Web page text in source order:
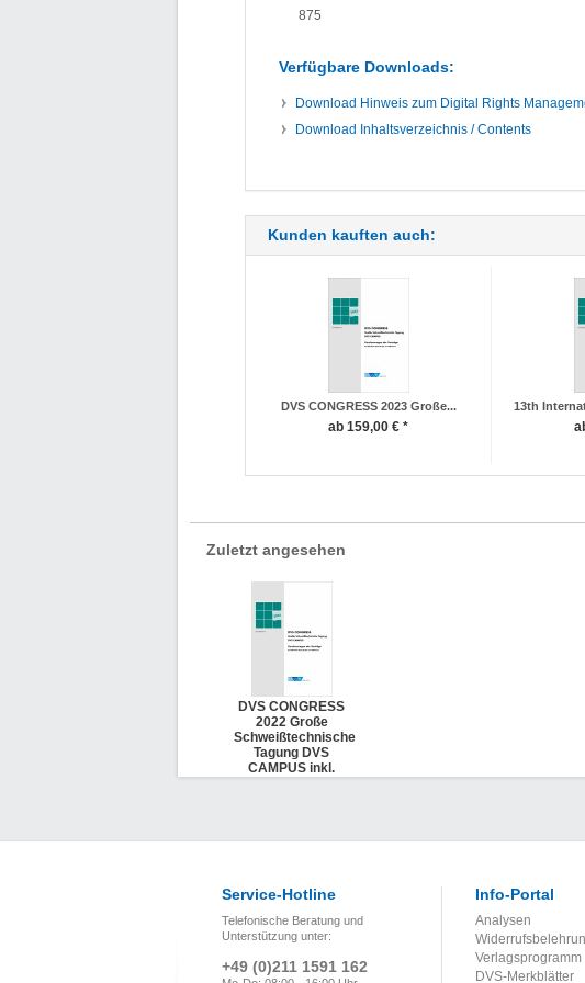
875
Verfügbare Downloads:
Download Hinweis zum Digital Rights
Download Inhaltsverzeichnis / Contents
Kunden kauften auch:
DVS CONGRESS 2023 Große...
ab 159,00 € *
13th
Zuletzt angesehen
DVS CONGRESS
2022 Große
Schweißtechnische
Tagung DVS
CAMPUS inkl.
Service-Hotline
Telefonische Beratung und
Unterstützung unter:
+49 (0)211 1591 162
Info-Portal
Analysen
Verlagsprogramm
DVS-Merkblätter